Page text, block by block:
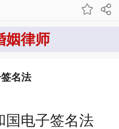
姻律师
名法
国电子签名法